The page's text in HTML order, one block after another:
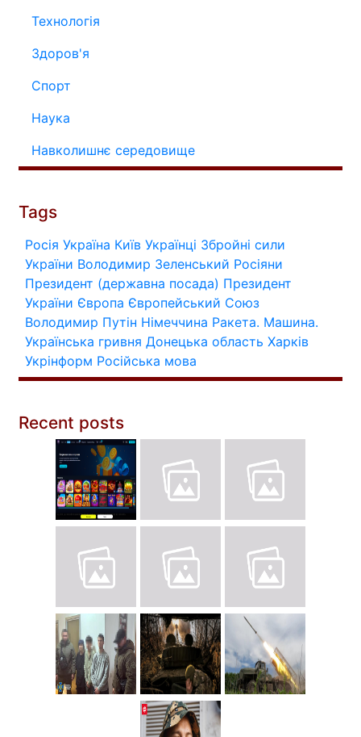
Технологія
Здоров'я
Спорт
Наука
Навколишнє середовище
Tags
Росія Україна Київ Українці Збройні сили
України Володимир Зеленський Росіяни
Президент (державна посада) Президент
України Європа Європейський Союз
Володимир Путін Німеччина Ракета. Машина.
Українська гривня Донецька область Харків
Укрінформ Російська мова
Recent posts